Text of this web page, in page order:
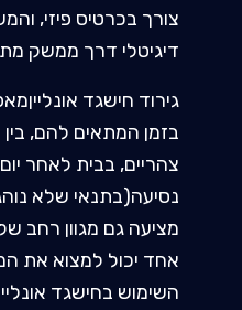
צורך בכרטיס פיזי,
דיגיטלי דרך ממשק
גירוד חישגד
בזמן המתאים להם,
צהריים, בבית לאחר
נסיעה(בתנאי שלא
מציעה גם מגוון רחב
אחד יכול למצוא את
השימוש בחישגד